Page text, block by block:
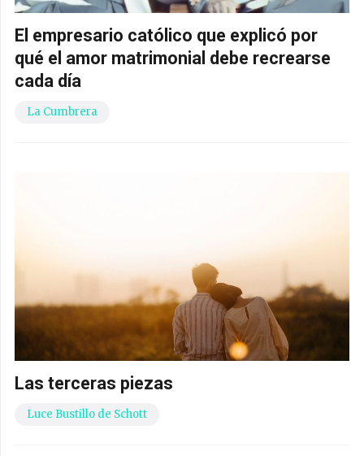
El empresario católico que explicó por
qué el amor matrimonial debe recrearse
cada día
La Cumbrera
Las terceras piezas
Luce Bustillo de Schott